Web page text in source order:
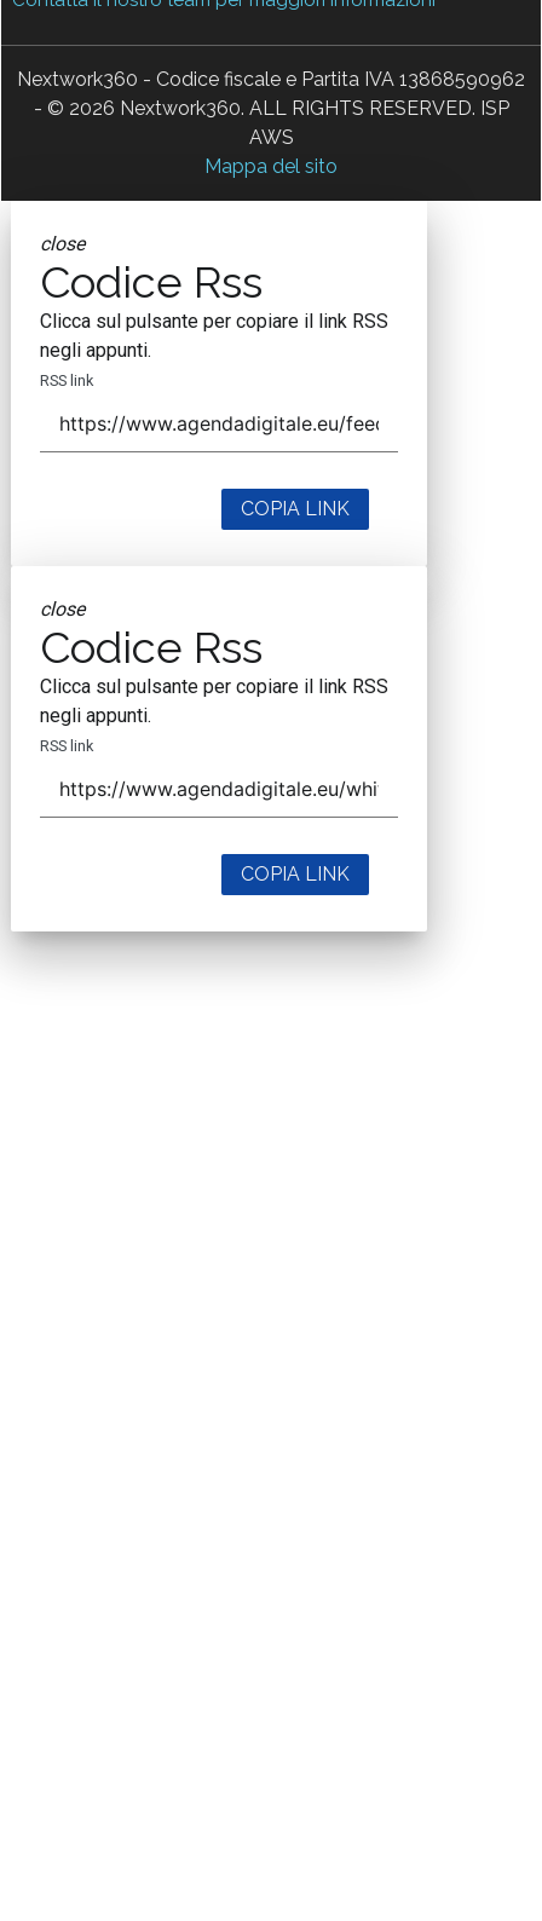
Nextwork360 - Codice fiscale e Partita IVA 13868590962
- © 2026 Nextwork360. ALL RIGHTS RESERVED. ISP
AWS
Mappa del sito
close
Codice Rss
Clicca sul pulsante per copiare il link RSS
negli appunti.
RSS link
COPIA LINK
close
Codice Rss
Clicca sul pulsante per copiare il link RSS
negli appunti.
RSS link
COPIA LINK